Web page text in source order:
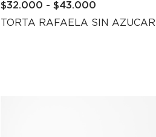
$32.000 - $43.000
TORTA RAFAELA SIN AZUCAR